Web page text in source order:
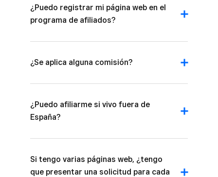
¿Puedo registrar mi página web en el
programa de afiliados?
¿Se aplica alguna comisión?
¿Puedo afiliarme si vivo fuera de
España?
Si tengo varias páginas web, ¿tengo
que presentar una solicitud para cada